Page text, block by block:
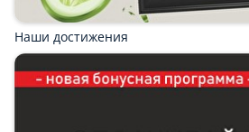
Наши достижения